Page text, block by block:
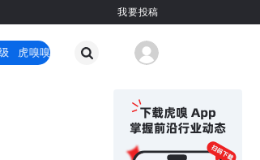
我要投稿
虎嗅嗅全新升级